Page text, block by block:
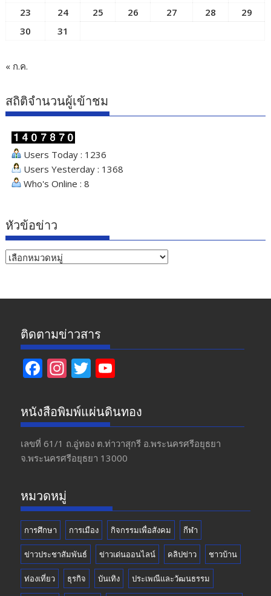
23
24 25 26 27 28
29
30
31
« ก.ค.
สถิติจำนวนผู้เข้าชม
Users Today : 1236
Users Yesterday : 1368
Who's Online : 8
หัวข้อข่าว
หัวข้อ
ติดตามข่าวสาร
F
e
b
o
o
In
a
gr
a
m
T
itt
er
u
T
u
b
หนังสือพิมพ์แผ่นดินทอง
เลขที่ 61/1 ถ.อู่ทอง​ ต.​ท่าวาสุกรี​ อ.พระนครศรีอยุธยา​
จ.พระนครศรีอยุธยา 13000
หมวดหมู่
การศึกษา การเมือง กิจกรรมเพื่อสังคม กีฬา
ข่าวประชาสัมพันธ์ ข่าวเด่นออนไลน์ คลิปข่าว ชาวบ้าน
ท่องเที่ยว ธุรกิจ บันเทิง ประเพณีและวัฒนธรรม